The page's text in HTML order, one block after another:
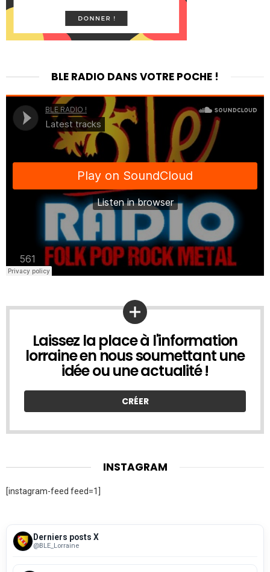
BLE RADIO DANS VOTRE POCHE !
UNE
IDÉE
À
SOUMETTRE
Laissez la place à l'information
lorraine en nous soumettant une
idée ou une actualité !
CRÉER
INSTAGRAM
[instagram-feed feed=1]
Derniers posts X
@BLE_Lorraine